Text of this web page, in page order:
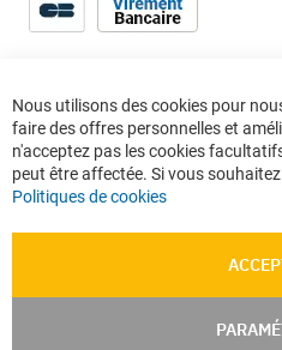
Nous utilisons des cookies pour
faire des offres personnelles et
n'acceptez pas les cookies
peut être affectée. Si vous
Politiques de cookies